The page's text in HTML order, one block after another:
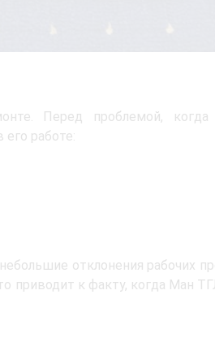
Перед проблемой, когда
работе:
отклонения рабочих
приводит к факту, когда Ман